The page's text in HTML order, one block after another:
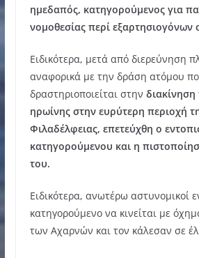
ημεδαπός, κατηγορούμενος για
νομοθεσίας περί εξαρτησιογόνων
Ειδικότερα, μετά από διερεύνηση
αναφορικά με την δράση ατόμου
δραστηριοποιείται στην
ηρωίνης στην ευρύτερη περιοχή
Φιλαδέλφειας, επετεύχθη ο
κατηγορούμενου και η
του.
Ειδικότερα, ανωτέρω αστυνομικοί
κατηγορούμενο να κινείται με
των Αχαρνών και τον κάλεσαν σε